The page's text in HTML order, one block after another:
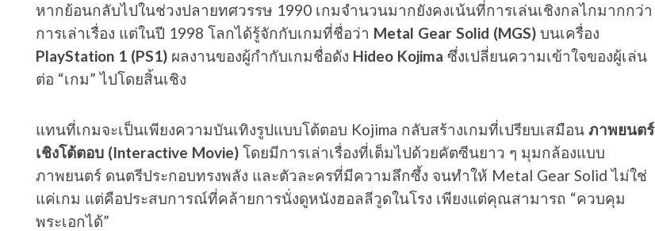
หากย้อนกลับไปในช่วงปลายทศวรรษ 1990 เกมจำนวนมากยังคงเน้นที่การเล่นเชิงกลไกมากกว่า
การเล่าเรื่อง แต่ในปี 1998 โลกได้รู้จักกับเกมที่ชื่อว่า Metal Gear Solid (MGS)บนเครื่อง
PlayStation 1 (PS1)ผลงานของผู้กำกับเกมชื่อดัง Hideo Kojima ซึ่งเปลี่ยนความเข้าใจของผู้เล่น
ต่อ “เกม” ไปโดยสิ้นเชิง
แทนที่เกมจะเป็นเพียงความบันเทิงรูปแบบโต้ตอบ Kojima กลับสร้างเกมที่เปรียบเสมือน ภาพยนตร์
เชิงโต้ตอบ (Interactive Movie)โดยมีการเล่าเรื่องที่เต็มไปด้วยคัตซีนยาว ๆ มุมกล้องแบบ
ภาพยนตร์ ดนตรีประกอบทรงพลัง และตัวละครที่มีความลึกซึ้ง จนทำให้ Metal Gear Solid ไม่ใช่
แค่เกม แต่คือประสบการณ์ที่คล้ายการนั่งดูหนังฮอลลีวูดในโรง เพียงแต่คุณสามารถ “ควบคุม
พระเอกได้”